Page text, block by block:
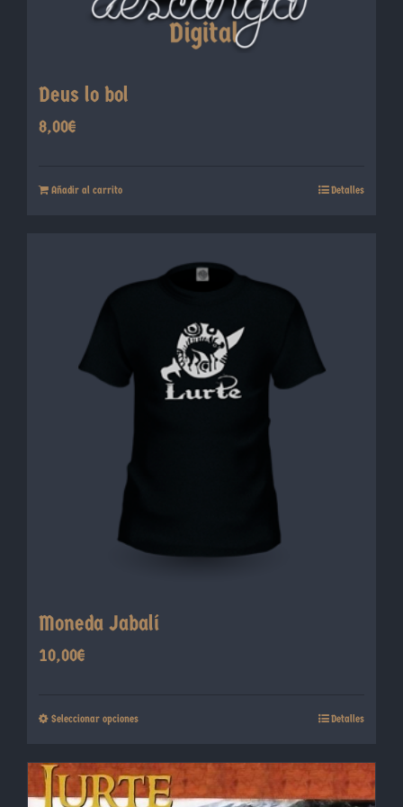
producto
Deus lo bol
8,00€
Añadir al carrito Detalles
Moneda Jabalí
10,00€
Seleccionar opcionesEste
tiene
múltiples
Detalles